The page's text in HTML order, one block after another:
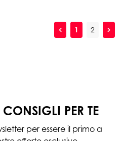
1 2
CONSIGLI PER TE
per essere il primo a